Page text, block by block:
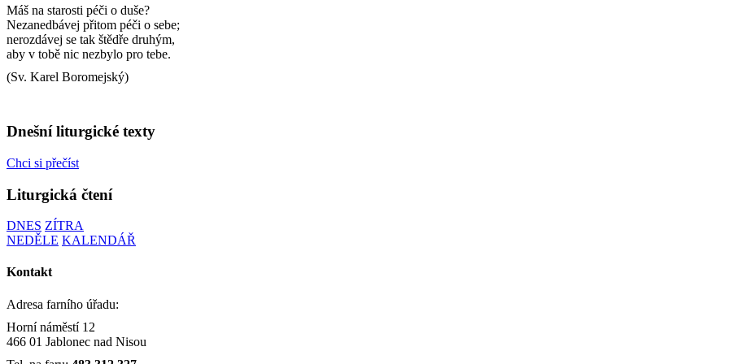
Máš na starosti péči o duše?
Nezanedbávej přitom péči o sebe;
nerozdávej se tak štědře druhým,
aby v tobě nic nezbylo pro tebe.
(Sv. Karel Boromejský)
Dnešní liturgické texty
Chci si přečíst
Liturgická čtení
DNES ZÍTRA
NEDĚLE KALENDÁŘ
Kontakt
Adresa farního úřadu:
Horní náměstí 12
466 01 Jablonec nad Nisou